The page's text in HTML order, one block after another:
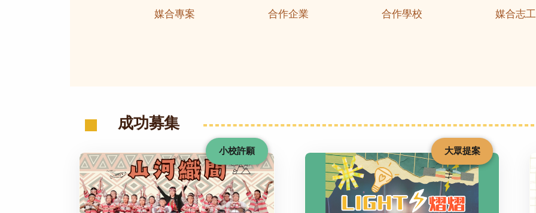
媒合專案 合作企業 合作學校 媒合志工
成功募集
小校許願 大眾提案